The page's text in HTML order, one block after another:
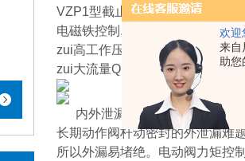
欢迎
来自
助您
VZP1型截止式换向阀
电磁铁控制,零泄漏,板式连接
zui高工作压力Pmax=450 bar
zui大流量Qmax=16 L/min
内外泄漏是危及的要素。其
长期动作阀杆动密封的外泄漏难
所以外漏易堵绝。电动阀力矩控